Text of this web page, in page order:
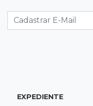
acidente com F-
18:28Concurso
EXPEDIENTE